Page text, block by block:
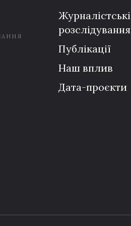
Журналістські
розслідування
Публікації
Наш вплив
Дата-проєкти